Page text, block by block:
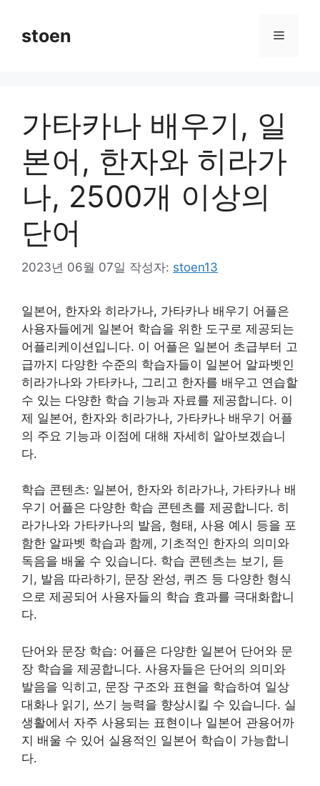
stoen 메
가타카나 배우기, 일
본어, 한자와 히라가
나, 2500개 이상의
단어
2023년 06월 07일 작성자: stoen13
일본어, 한자와 히라가나, 가타카나 배우기 어플은
사용자들에게 일본어 학습을 위한 도구로 제공되는
어플리케이션입니다. 이 어플은 일본어 초급부터 고
급까지 다양한 수준의 학습자들이 일본어 알파벳인
히라가나와 가타카나, 그리고 한자를 배우고 연습할
수 있는 다양한 학습 기능과 자료를 제공합니다. 이
제 일본어, 한자와 히라가나, 가타카나 배우기 어플
의 주요 기능과 이점에 대해 자세히 알아보겠습니
다.
학습 콘텐츠: 일본어, 한자와 히라가나, 가타카나 배
우기 어플은 다양한 학습 콘텐츠를 제공합니다. 히
라가나와 가타카나의 발음, 형태, 사용 예시 등을 포
함한 알파벳 학습과 함께, 기초적인 한자의 의미와
독음을 배울 수 있습니다. 학습 콘텐츠는 보기, 듣
기, 발음 따라하기, 문장 완성, 퀴즈 등 다양한 형식
으로 제공되어 사용자들의 학습 효과를 극대화합니
다.
단어와 문장 학습: 어플은 다양한 일본어 단어와 문
장 학습을 제공합니다. 사용자들은 단어의 의미와
발음을 익히고, 문장 구조와 표현을 학습하여 일상
대화나 읽기, 쓰기 능력을 향상시킬 수 있습니다. 실
생활에서 자주 사용되는 표현이나 일본어 관용어까
지 배울 수 있어 실용적인 일본어 학습이 가능합니
다.